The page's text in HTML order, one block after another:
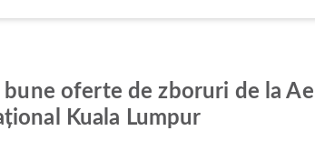
bune oferte de zboruri de la
Kuala Lumpur